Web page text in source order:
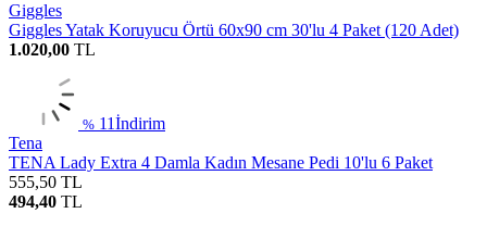
Giggles
Giggles Yatak Koruyucu Örtü 60x90 cm 30'lu 4 Paket (120 Adet)
1.020,00 TL
% 11İndirim
Tena
TENA Lady Extra 4 Damla Kadın Mesane Pedi 10'lu 6 Paket
555,50 TL
494,40 TL